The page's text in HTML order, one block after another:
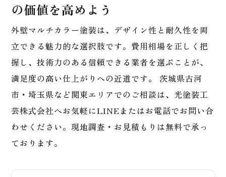
の価値を高めよう
外壁マルチカラー塗装は、デザイン性と耐久性を両
立できる魅力的な選択肢です。費用相場を正しく把
握し、技術力のある信頼できる業者を選ぶことが、
満足度の高い仕上がりへの近道です。 茨城県古河
市・埼玉県など関東エリアでのご相談は、光塗装工
芸株式会社へお気軽にLINEまたはお電話でお問い合
わせください。現地調査・お見積もりは無料で承っ
ております。